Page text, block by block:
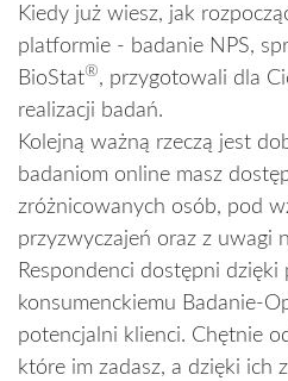
Kiedy już wiesz, jak
platformie - badanie NPS,
BioStat®, przygotowali dla
realizacji badań.
Kolejną ważną rzeczą jest
badaniom online masz
zróżnicowanych osób, pod
przyzwyczajeń oraz z uwagi
Respondenci dostępni dzięki
konsumenckiemu Badanie-
potencjalni klienci. Chętnie
które im zadasz, a dzięki ich